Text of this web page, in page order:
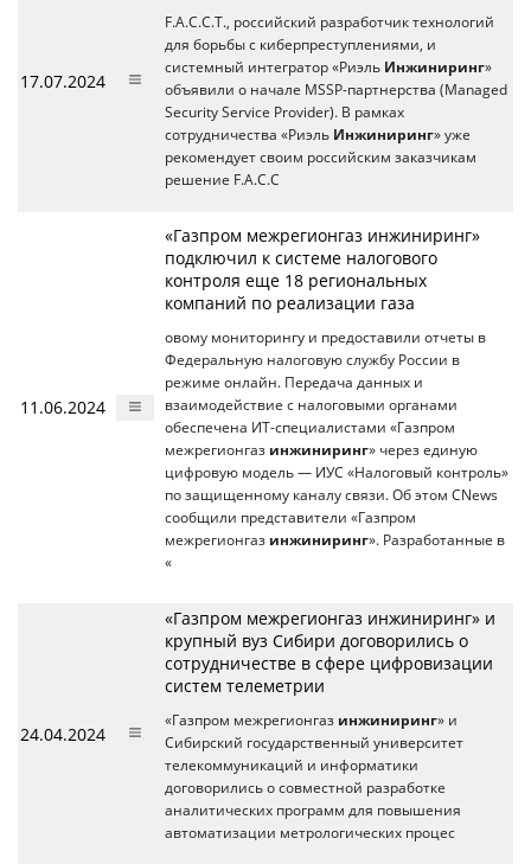
17.07.2024
F.A.С.С.T., российский разработчик технологий
для борьбы с киберпреступлениями, и
системный интегратор «Риэль Инжиниринг»
объявили о начале MSSP-партнерства (Managed
Security Service Provider). В рамках
сотрудничества «Риэль Инжиниринг» уже
рекомендует своим российским заказчикам
решение F.A.C.C
11.06.2024
«Газпром межрегионгаз инжиниринг»
подключил к системе налогового
контроля еще 18 региональных
компаний по реализации газа
овому мониторингу и предоставили отчеты в
Федеральную налоговую службу России в
режиме онлайн. Передача данных и
взаимодействие с налоговыми органами
обеспечена ИТ-специалистами «Газпром
межрегионгаз инжиниринг» через единую
цифровую модель — ИУС «Налоговый контроль»
по защищенному каналу связи. Об этом CNews
сообщили представители «Газпром
межрегионгаз инжиниринг». Разработанные в
«
24.04.2024
«Газпром межрегионгаз инжиниринг» и
крупный вуз Сибири договорились о
сотрудничестве в сфере цифровизации
систем телеметрии
«Газпром межрегионгаз инжиниринг» и
Сибирский государственный университет
телекоммуникаций и информатики
договорились о совместной разработке
аналитических программ для повышения
автоматизации метрологических процес